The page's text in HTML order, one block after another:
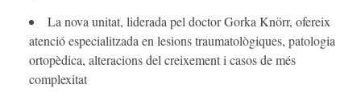
La nova unitat, liderada pel doctor Gorka Knörr, ofereix
atenció especialitzada en lesions traumatològiques, patologia
ortopèdica, alteracions del creixement i casos de més
complexitat